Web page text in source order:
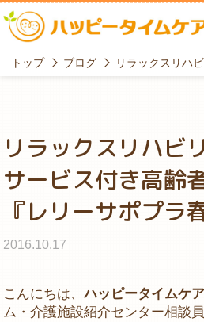
トップ ブログ リラックスリハ
リラックスリハビ
サービス付き高齢
『レリーサポプラ
2016.10.17
こんにちは、ハッピータイムケア
ム・介護施設紹介センター相談